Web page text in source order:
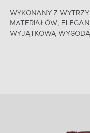
WYKONANY Z
MATERIAŁÓW,
WYJĄTKOWĄ